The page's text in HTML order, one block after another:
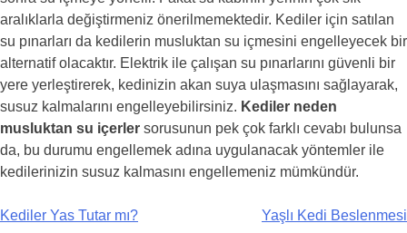
aralıklarla değiştirmeniz önerilmemektedir. Kediler için satılan
su pınarları da kedilerin musluktan su içmesini engelleyecek bir
alternatif olacaktır. Elektrik ile çalışan su pınarlarını güvenli bir
yere yerleştirerek, kedinizin akan suya ulaşmasını sağlayarak,
susuz kalmalarını engelleyebilirsiniz. Kediler neden
musluktan su içerler sorusunun pek çok farklı cevabı bulunsa
da, bu durumu engellemek adına uygulanacak yöntemler ile
kedilerinizin susuz kalmasını engellemeniz mümkündür.
Yazı
Kediler Yas Tutar mı? Yaşlı Kedi Beslenmesi